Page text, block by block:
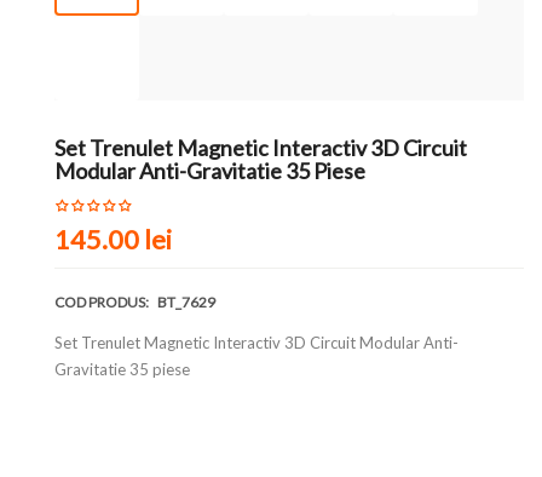
Set Trenulet Magnetic Interactiv 3D Circuit
Modular Anti-Gravitatie 35 Piese
145.00 lei
COD PRODUS: BT_7629
Set Trenulet Magnetic Interactiv 3D Circuit Modular Anti-
Gravitatie 35 piese